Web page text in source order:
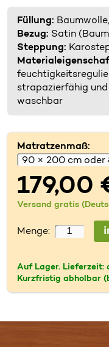
Füllung:
Bezug: Satin
Steppung:
strapazierfähig
waschbar
Matratzenmaß:
179,00
Versand gratis
Menge:
Auf Lager. Lieferzeit:
Kurzfristig abholbar